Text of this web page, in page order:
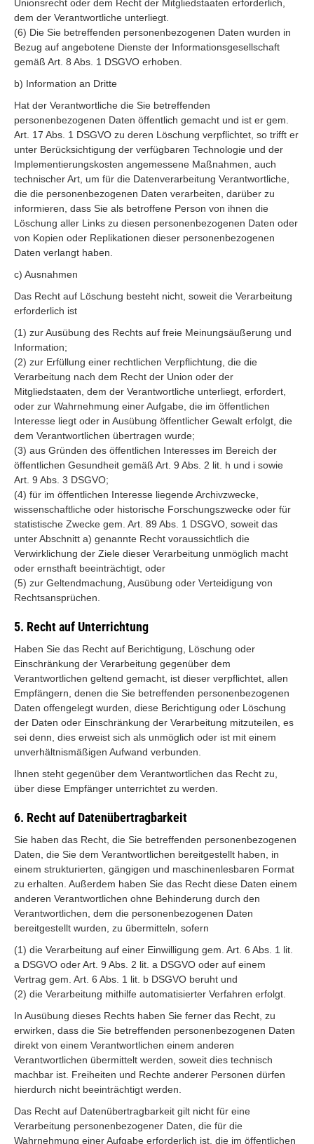
Unionsrecht oder dem Recht der Mitgliedstaaten erforderlich,
dem der Verantwortliche unterliegt.
(6) Die Sie betreffenden personenbezogenen Daten wurden in
Bezug auf angebotene Dienste der Informationsgesellschaft
gemäß Art. 8 Abs. 1 DSGVO erhoben.
b) Information an Dritte
Hat der Verantwortliche die Sie betreffenden
personenbezogenen Daten öffentlich gemacht und ist er gem.
Art. 17 Abs. 1 DSGVO zu deren Löschung verpflichtet, so trifft er
unter Berücksichtigung der verfügbaren Technologie und der
Implementierungskosten angemessene Maßnahmen, auch
technischer Art, um für die Datenverarbeitung Verantwortliche,
die die personenbezogenen Daten verarbeiten, darüber zu
informieren, dass Sie als betroffene Person von ihnen die
Löschung aller Links zu diesen personenbezogenen Daten oder
von Kopien oder Replikationen dieser personenbezogenen
Daten verlangt haben.
c) Ausnahmen
Das Recht auf Löschung besteht nicht, soweit die Verarbeitung
erforderlich ist
(1) zur Ausübung des Rechts auf freie Meinungsäußerung und
Information;
(2) zur Erfüllung einer rechtlichen Verpflichtung, die die
Verarbeitung nach dem Recht der Union oder der
Mitgliedstaaten, dem der Verantwortliche unterliegt, erfordert,
oder zur Wahrnehmung einer Aufgabe, die im öffentlichen
Interesse liegt oder in Ausübung öffentlicher Gewalt erfolgt, die
dem Verantwortlichen übertragen wurde;
(3) aus Gründen des öffentlichen Interesses im Bereich der
öffentlichen Gesundheit gemäß Art. 9 Abs. 2 lit. h und i sowie
Art. 9 Abs. 3 DSGVO;
(4) für im öffentlichen Interesse liegende Archivzwecke,
wissenschaftliche oder historische Forschungszwecke oder für
statistische Zwecke gem. Art. 89 Abs. 1 DSGVO, soweit das
unter Abschnitt a) genannte Recht voraussichtlich die
Verwirklichung der Ziele dieser Verarbeitung unmöglich macht
oder ernsthaft beeinträchtigt, oder
(5) zur Geltendmachung, Ausübung oder Verteidigung von
Rechtsansprüchen.
5. Recht auf Unterrichtung
Haben Sie das Recht auf Berichtigung, Löschung oder
Einschränkung der Verarbeitung gegenüber dem
Verantwortlichen geltend gemacht, ist dieser verpflichtet, allen
Empfängern, denen die Sie betreffenden personenbezogenen
Daten offengelegt wurden, diese Berichtigung oder Löschung
der Daten oder Einschränkung der Verarbeitung mitzuteilen, es
sei denn, dies erweist sich als unmöglich oder ist mit einem
unverhältnismäßigen Aufwand verbunden.
Ihnen steht gegenüber dem Verantwortlichen das Recht zu,
über diese Empfänger unterrichtet zu werden.
6. Recht auf Datenübertragbarkeit
Sie haben das Recht, die Sie betreffenden personenbezogenen
Daten, die Sie dem Verantwortlichen bereitgestellt haben, in
einem strukturierten, gängigen und maschinenlesbaren Format
zu erhalten. Außerdem haben Sie das Recht diese Daten einem
anderen Verantwortlichen ohne Behinderung durch den
Verantwortlichen, dem die personenbezogenen Daten
bereitgestellt wurden, zu übermitteln, sofern
(1) die Verarbeitung auf einer Einwilligung gem. Art. 6 Abs. 1 lit.
a DSGVO oder Art. 9 Abs. 2 lit. a DSGVO oder auf einem
Vertrag gem. Art. 6 Abs. 1 lit. b DSGVO beruht und
(2) die Verarbeitung mithilfe automatisierter Verfahren erfolgt.
In Ausübung dieses Rechts haben Sie ferner das Recht, zu
erwirken, dass die Sie betreffenden personenbezogenen Daten
direkt von einem Verantwortlichen einem anderen
Verantwortlichen übermittelt werden, soweit dies technisch
machbar ist. Freiheiten und Rechte anderer Personen dürfen
hierdurch nicht beeinträchtigt werden.
Das Recht auf Datenübertragbarkeit gilt nicht für eine
Verarbeitung personenbezogener Daten, die für die
Wahrnehmung einer Aufgabe erforderlich ist, die im öffentlichen